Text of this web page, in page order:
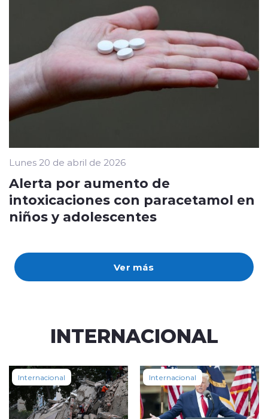
Ver más
Lunes 20 de abril de 2026
Alerta por aumento de
intoxicaciones con paracetamol en
niños y adolescentes
INTERNACIONAL
Internacional Internacional